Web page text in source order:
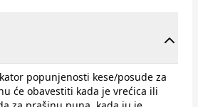
popunjenosti kese/posude za
će obavestiti kada je vrećica ili